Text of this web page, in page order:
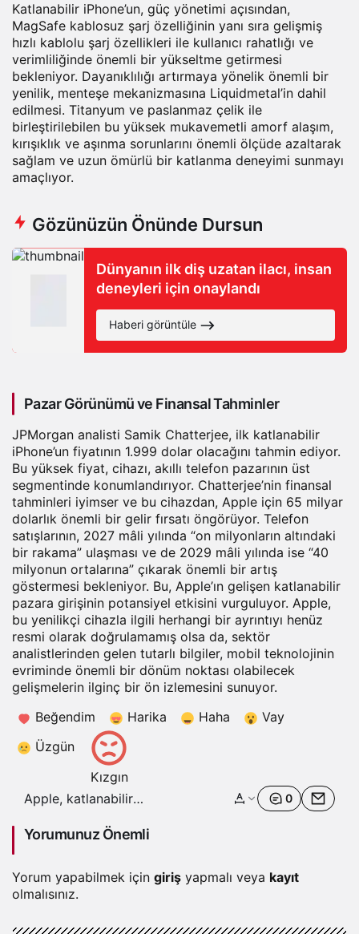
Katlanabilir iPhone’un, güç yönetimi açısından,
MagSafe kablosuz şarj özelliğinin yanı sıra gelişmiş
hızlı kablolu şarj özellikleri ile kullanıcı rahatlığı ve
verimliliğinde önemli bir yükseltme getirmesi
bekleniyor. Dayanıklılığı artırmaya yönelik önemli bir
yenilik, menteşe mekanizmasına Liquidmetal’in dahil
edilmesi. Titanyum ve paslanmaz çelik ile
birleştirilebilen bu yüksek mukavemetli amorf alaşım,
kırışıklık ve aşınma sorunlarını önemli ölçüde azaltarak
sağlam ve uzun ömürlü bir katlanma deneyimi sunmayı
amaçlıyor.
Gözünüzün Önünde Dursun
Dünyanın ilk diş uzatan ilacı, insan
deneyleri için onaylandı
Haberi görüntüle
Pazar Görünümü ve Finansal Tahminler
JPMorgan analisti Samik Chatterjee, ilk katlanabilir
iPhone’un fiyatının 1.999 dolar olacağını tahmin ediyor.
Bu yüksek fiyat, cihazı, akıllı telefon pazarının üst
segmentinde konumlandırıyor. Chatterjee’nin finansal
tahminleri iyimser ve bu cihazdan, Apple için 65 milyar
dolarlık önemli bir gelir fırsatı öngörüyor. Telefon
satışlarının, 2027 mâli yılında “on milyonların altındaki
bir rakama” ulaşması ve de 2029 mâli yılında ise “40
milyonun ortalarına” çıkarak önemli bir artış
göstermesi bekleniyor. Bu, Apple’ın gelişen katlanabilir
pazara girişinin potansiyel etkisini vurguluyor. Apple,
bu yenilikçi cihazla ilgili herhangi bir ayrıntıyı henüz
resmi olarak doğrulamamış olsa da, sektör
analistlerinden gelen tutarlı bilgiler, mobil teknolojinin
evriminde önemli bir dönüm noktası olabilecek
gelişmelerin ilginç bir ön izlemesini sunuyor.
Beğendim
Harika Haha
Vay
Üzgün
Kızgın
Apple, katlanabilir
ihtimalle Eylül 2026’da
0
Yorumunuz Önemli
Yorum yapabilmek için giriş yapmalı veya kayıt
olmalısınız.